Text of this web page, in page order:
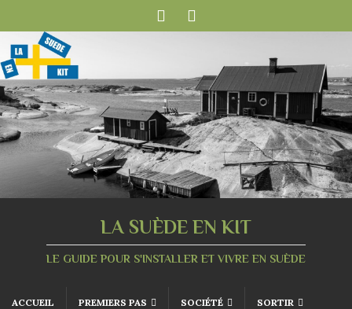
LA SUÈDE EN KIT
LE GUIDE POUR S'INSTALLER ET VIVRE EN SUÈDE
ACCUEIL PREMIERS PAS SOCIÉTÉ SORTIR